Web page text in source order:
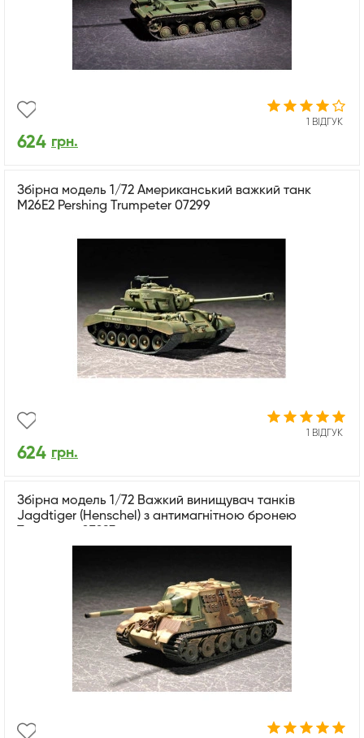
1 ВІДГУК
624 грн.
Збірна модель 1/72 Американський важкий танк
M26E2 Pershing Trumpeter 07299
1 ВІДГУК
624 грн.
Збірна модель 1/72 Важкий винищувач танків
Jagdtiger (Henschel) з антимагнітною бронею